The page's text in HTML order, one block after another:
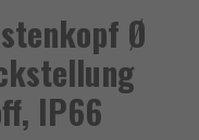
Ø
IP66